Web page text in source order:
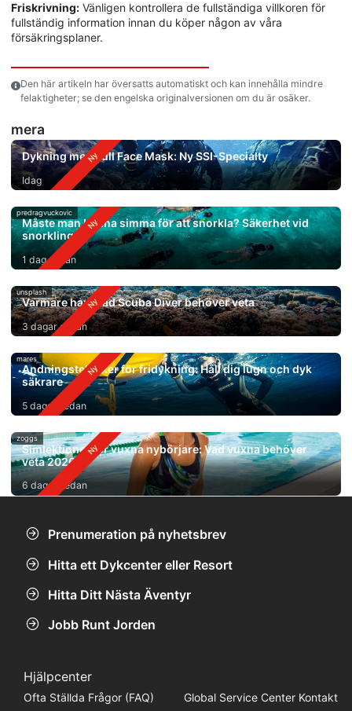
Friskrivning: Vänligen kontrollera de fullständiga villkoren för
fullständig information innan du köper någon av våra
försäkringsplaner.
Den här artikeln har översatts automatiskt och kan innehålla mindre
felaktigheter; se den engelska originalversionen om du är osäker.
mera
Dykning med Full Face Mask: Ny SSI-Specialty
Idag
predragvuckovic
Måste man kunna simma för att snorkla? Säkerhet vid
snorkling
1 dag sedan
unsplash
Varmare hav: Vad Scuba Diver behöver veta
3 dagar sedan
mares
Andningstekniker för fridykning: Håll dig lugn och dyk
säkrare
5 dagar sedan
zoggs
Simlektioner för vuxna nybörjare: Vad vuxna behöver
veta 2026
6 dagar sedan
Prenumeration på nyhetsbrev
Hitta ett Dykcenter eller Resort
Hitta Ditt Nästa Äventyr
Jobb Runt Jorden
Hjälpcenter
Ofta Ställda Frågor (FAQ)
Global Service Center Kontakt